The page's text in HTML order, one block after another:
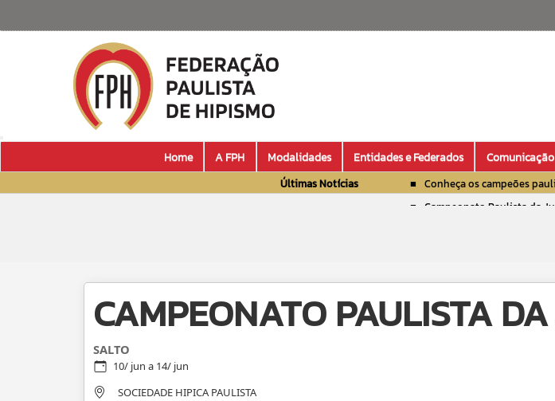
Home A FPH Modalidades Entidades e Federados Comunicação
Últimas Notícias
Conheça os campeões
Campeonato Paulista da
Theo Foresto é o
José Luiz Guimarães de
CAMPEONATO PAULISTA
SALTO
10/ jun a 14/ jun
SOCIEDADE HIPICA PAULISTA